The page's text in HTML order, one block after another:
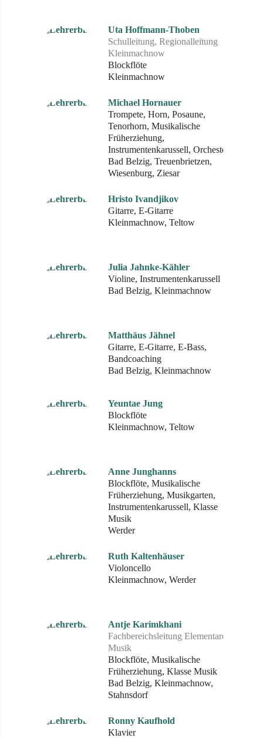
Uta Hoffmann-Thoben
Schulleitung, Regionalleitung
Kleinmachnow
Blockflöte
Kleinmachnow
Michael Hornauer
Trompete, Horn, Posaune,
Tenorhorn, Musikalische
Früherziehung,
Instrumentenkarussell, Orchester
Bad Belzig, Treuenbrietzen,
Wiesenburg, Ziesar
Hristo Ivandjikov
Gitarre, E-Gitarre
Kleinmachnow, Teltow
Julia Jahnke-Kähler
Violine, Instrumentenkarussell
Bad Belzig, Kleinmachnow
Matthäus Jähnel
Gitarre, E-Gitarre, E-Bass,
Bandcoaching
Bad Belzig, Kleinmachnow
Yeuntae Jung
Blockflöte
Kleinmachnow, Teltow
Anne Junghanns
Blockflöte, Musikalische
Früherziehung, Musikgarten,
Instrumentenkarussell, Klasse
Musik
Werder
Ruth Kaltenhäuser
Violoncello
Kleinmachnow, Werder
Antje Karimkhani
Fachbereichsleitung Elementare
Musik
Blockflöte, Musikalische
Früherziehung, Klasse Musik
Bad Belzig, Kleinmachnow,
Stahnsdorf
Ronny Kaufhold
Klavier